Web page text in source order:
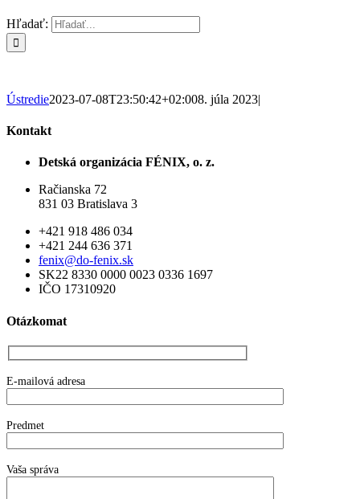
Hľadať:
Ústredie2023-07-08T23:50:42+02:008. júla 2023|
Kontakt
Detská organizácia FÉNIX, o. z.
Račianska 72
831 03 Bratislava 3
+421 918 486 034
+421 244 636 371
fenix@do-fenix.sk
SK22 8330 0000 0023 0336 1697
IČO 17310920
Otázkomat
E-mailová adresa
Predmet
Vaša správa